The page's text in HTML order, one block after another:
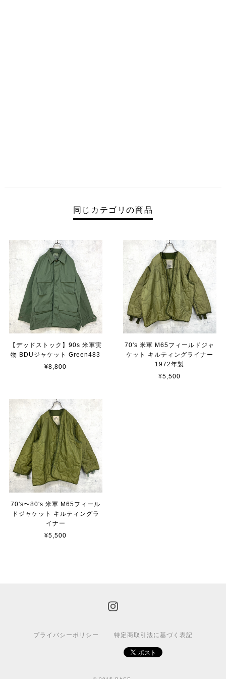
同じカテゴリの商品
【デッドストック】90s 米軍実
物 BDUジャケット Green483
¥8,800
70's 米軍 M65フィールドジャ
ケット キルティングライナー
1972年製
¥5,500
70's〜80's 米軍 M65フィール
ドジャケット キルティングラ
イナー
¥5,500
プライバシーポリシー 特定商取引法に基づく表記